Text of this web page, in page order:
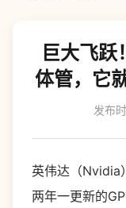
巨大飞
体管，它
发布
英伟达（Nvidia
两年一更新的